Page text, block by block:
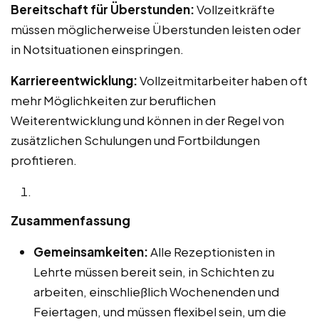
Bereitschaft für Überstunden:Vollzeitkräfte
müssen möglicherweise Überstunden leisten oder
in Notsituationen einspringen.
Karriereentwicklung:Vollzeitmitarbeiter haben oft
mehr Möglichkeiten zur beruflichen
Weiterentwicklung und können in der Regel von
zusätzlichen Schulungen und Fortbildungen
profitieren.
Zusammenfassung
Gemeinsamkeiten:Alle Rezeptionisten in
Lehrte müssen bereit sein, in Schichten zu
arbeiten, einschließlich Wochenenden und
Feiertagen, und müssen flexibel sein, um die